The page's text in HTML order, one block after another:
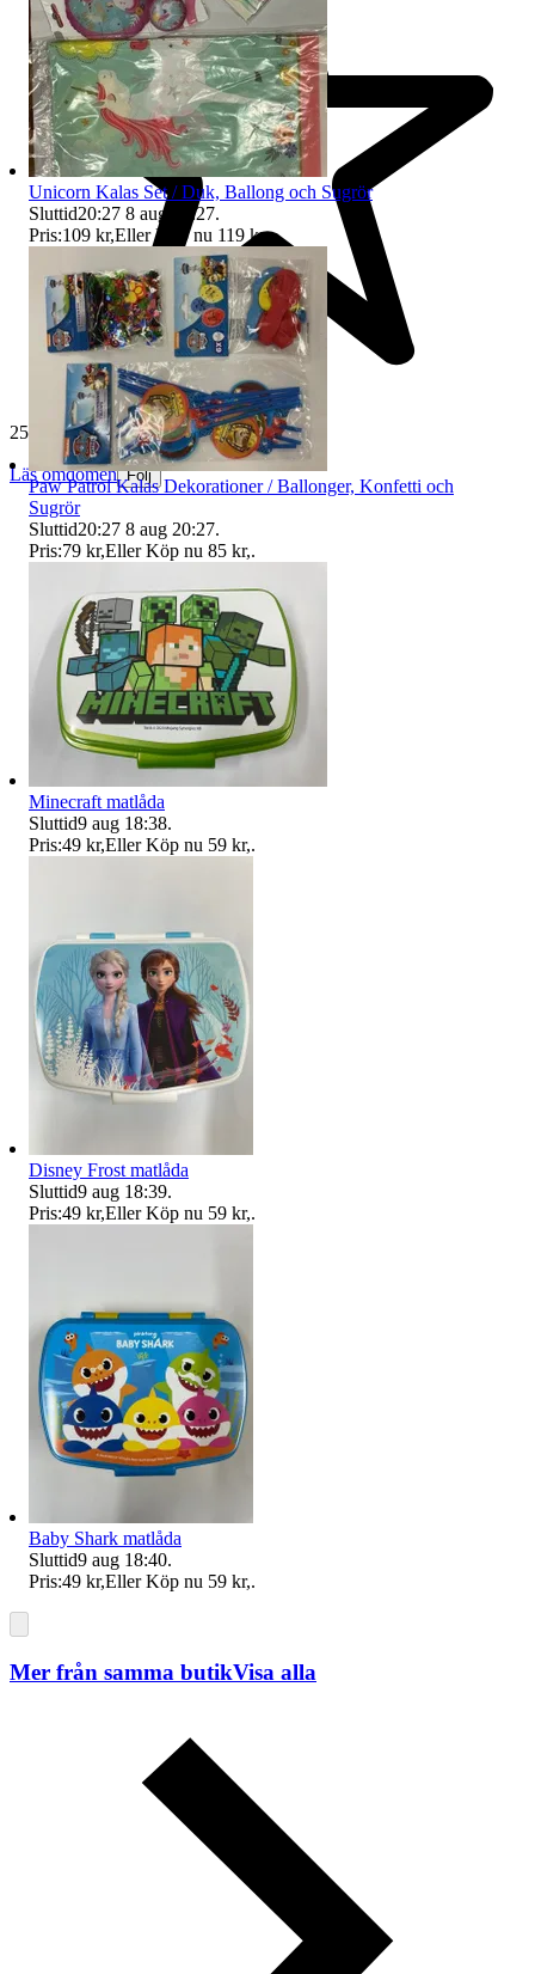
25 824 omdömen
Läs omdömen Följ
Unicorn Kalas Set / Duk, Ballong och Sugrör
Sluttid20:27 8 aug 20:27.
Pris:109 kr,Eller Köp nu 119 kr,.
Paw Patrol Kalas Dekorationer / Ballonger, Konfetti och
Sugrör
Sluttid20:27 8 aug 20:27.
Pris:79 kr,Eller Köp nu 85 kr,.
Minecraft matlåda
Sluttid9 aug 18:38.
Pris:49 kr,Eller Köp nu 59 kr,.
Disney Frost matlåda
Sluttid9 aug 18:39.
Pris:49 kr,Eller Köp nu 59 kr,.
Baby Shark matlåda
Sluttid9 aug 18:40.
Pris:49 kr,Eller Köp nu 59 kr,.
Mer från samma butikVisa alla